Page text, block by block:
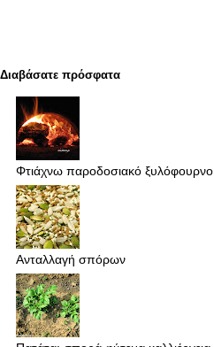
Διαβάσατε πρόσφατα
Φτιάχνω παροδοσιακό ξυλόφουρνο
Ανταλλαγή σπόρων